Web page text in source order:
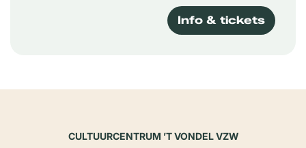
Info & tickets
CULTUURCENTRUM ’T VONDEL VZW